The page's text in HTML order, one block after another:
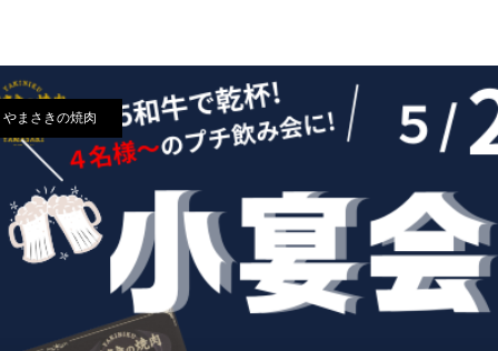
やまさきの焼肉